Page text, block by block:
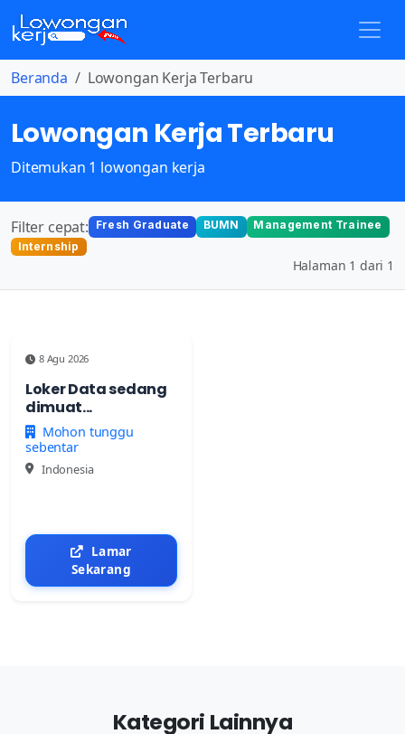
Beranda Lowongan Kerja Terbaru
Lowongan Kerja Terbaru
Ditemukan 1 lowongan kerja
Filter cepat: Fresh Graduate BUMN
Management Trainee
Internship
Halaman 1 dari 1
8 Agu 2026
Loker Data sedang
dimuat...
Mohon tunggu
sebentar
Indonesia
Lamar
Sekarang
Kategori Lainnya